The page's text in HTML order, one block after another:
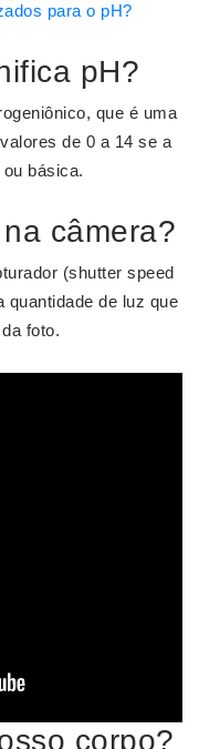
para o pH?
pH?
que é uma
de 0 a 14 se a
básica.
câmera?
(shutter speed
quantidade de luz que
foto.
corpo?